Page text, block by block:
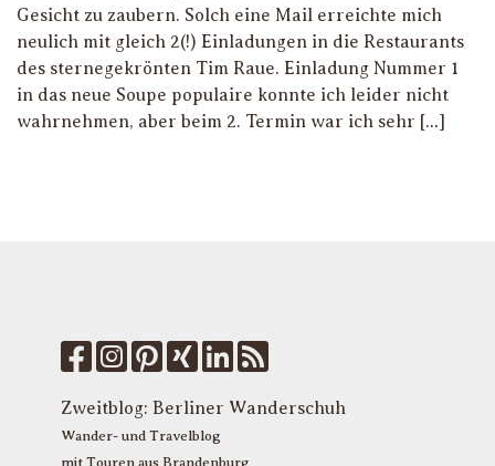
Gesicht zu zaubern. Solch eine Mail erreichte mich
neulich mit gleich 2(!) Einladungen in die Restaurants
des sternegekrönten Tim Raue. Einladung Nummer 1
in das neue Soupe populaire konnte ich leider nicht
wahrnehmen, aber beim 2. Termin war ich sehr […]
Zweitblog: Berliner Wanderschuh
Wander- und Travelblog
mit Touren aus Brandenburg